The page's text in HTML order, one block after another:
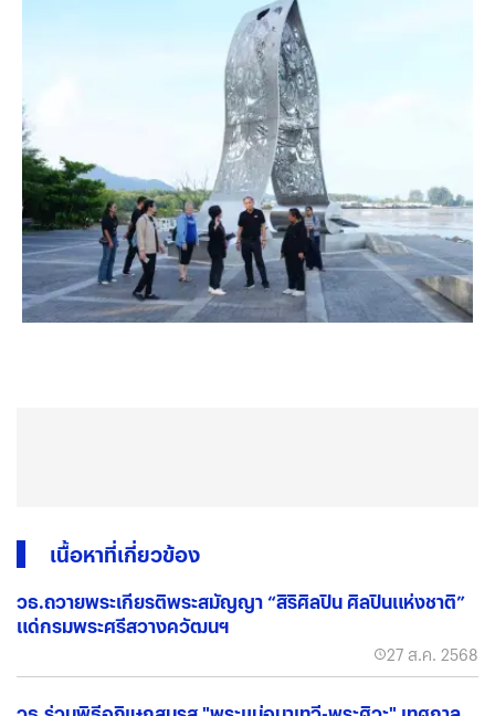
เนื้อหาที่เกี่ยวข้อง
วธ.ถวายพระเกียรติพระสมัญญา “สิริศิลปิน ศิลปินแห่งชาติ”
แด่กรมพระศรีสวางควัฒนฯ
27 ส.ค. 2568